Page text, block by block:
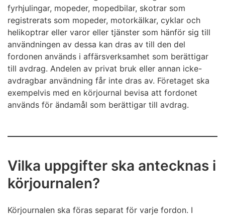
fyrhjulingar, mopeder, mopedbilar, skotrar som
registrerats som mopeder, motorkälkar, cyklar och
helikoptrar eller varor eller tjänster som hänför sig till
användningen av dessa kan dras av till den del
fordonen används i affärsverksamhet som berättigar
till avdrag. Andelen av privat bruk eller annan icke-
avdragbar användning får inte dras av. Företaget ska
exempelvis med en körjournal bevisa att fordonet
används för ändamål som berättigar till avdrag.
Vilka uppgifter ska antecknas i
körjournalen?
Körjournalen ska föras separat för varje fordon. I